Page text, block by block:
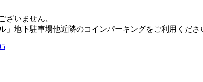
ざいません。
」地下駐車場他近隣のコインパーキングをご利用くださ